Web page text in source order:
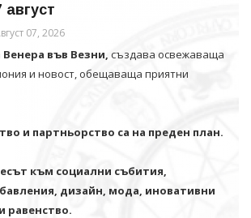
август
07, 2026
Венера във Везни, създава освежаваща
и новост, обещаваща приятни
и партньорство са на преден план.
към социални събития,
дизайн, мода, иновативни
равенство.